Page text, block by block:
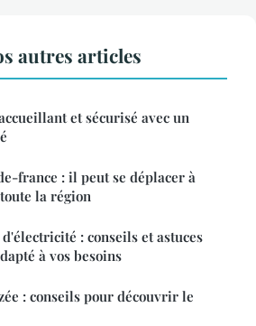
autres articles
et sécurisé avec un
france : il peut se déplacer à
la région
: conseils et astuces
à vos besoins
: conseils pour découvrir le